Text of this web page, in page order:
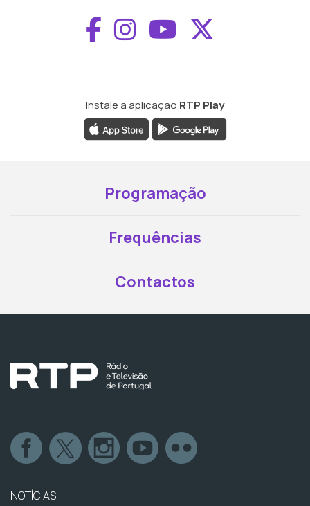
Aceder ao
Aceder ao
Aceder ao
Instale a aplicação RTP Play
Programação
Frequências
Contactos
NOTÍCIAS